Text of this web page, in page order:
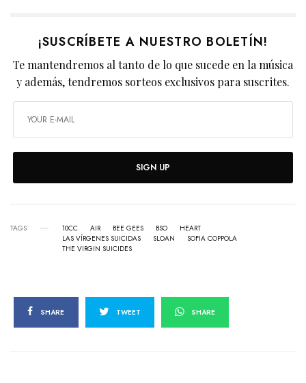
¡SUSCRÍBETE A NUESTRO BOLETÍN!
Te mantendremos al tanto de lo que sucede en la música
y además, tendremos sorteos exclusivos para suscrites.
SIGN UP
TAGS 10CC AIR BEE GEES BSO
HEART
LAS VÍRGENES SUICIDAS
SLOAN
SOFIA COPPOLA
THE VIRGIN SUICIDES
SHARE TWEET SHARE